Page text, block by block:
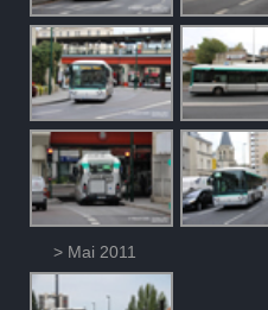
> Mai 2011